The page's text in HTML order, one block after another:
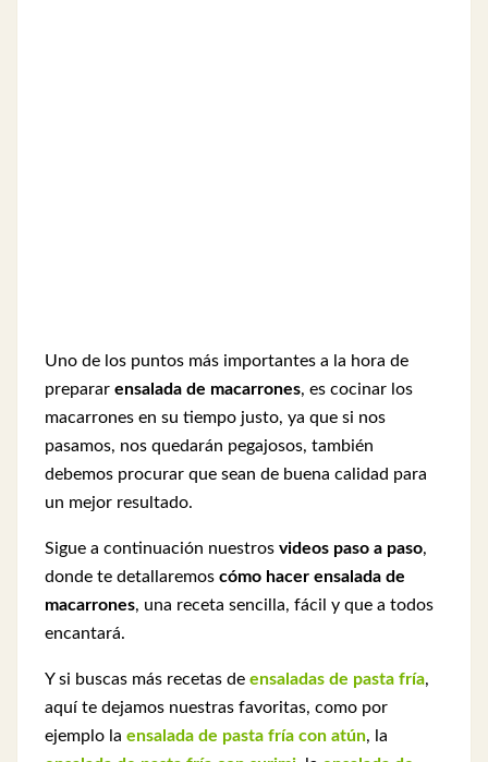
Uno de los puntos más importantes a la hora de
preparar ensalada de macarrones, es cocinar los
macarrones en su tiempo justo, ya que si nos
pasamos, nos quedarán pegajosos, también
debemos procurar que sean de buena calidad para
un mejor resultado.
Sigue a continuación nuestros videos paso a paso,
donde te detallaremos cómo hacer ensalada de
macarrones, una receta sencilla, fácil y que a todos
encantará.
Y si buscas más recetas de ensaladas de pasta fría,
aquí te dejamos nuestras favoritas, como por
ejemplo la ensalada de pasta fría con atún, la